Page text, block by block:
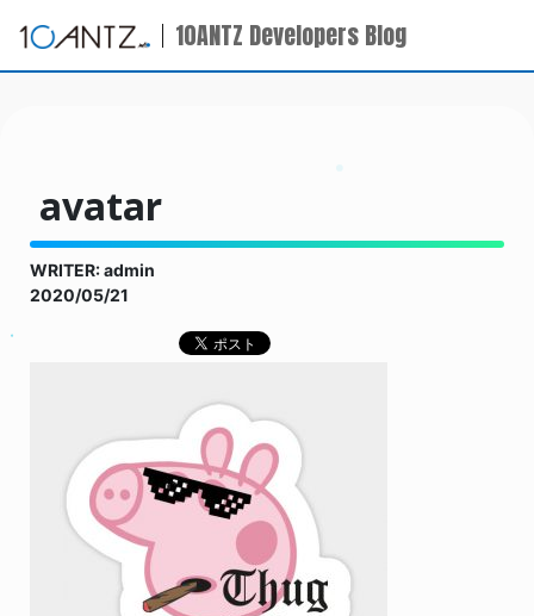
10ANTZ Developers Blog
avatar
WRITER: admin
2020/05/21